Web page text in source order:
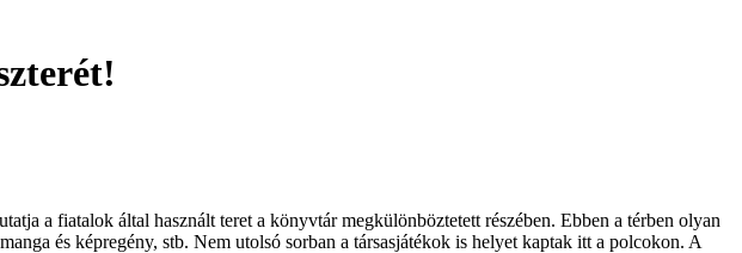
a fiatalok által használt teret a könyvtár megkülönböztetett részében. Ebben a térben olyan
és képregény, stb. Nem utolsó sorban a társasjátékok is helyet kaptak itt a polcokon. A